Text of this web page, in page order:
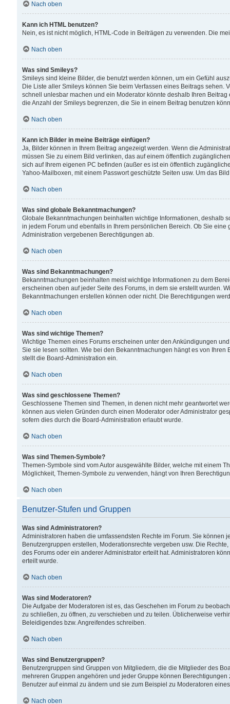
Nach oben
Kann ich HTML benutzen?
Nein, es ist nicht möglich, HTML-Code in Beiträgen zu verwenden. Die
Nach oben
Was sind Smileys?
Smileys sind kleine Bilder, die benutzt werden können, um ein Gefühl
Die Liste aller Smileys können Sie beim Verfassen eines Beitrags
schnell unlesbar machen und ein Moderator könnte deshalb Ihren
die Anzahl der Smileys begrenzen, die Sie in einem Beitrag benutzen
Nach oben
Kann ich Bilder in meine Beiträge einfügen?
Ja, Bilder können in Ihrem Beitrag angezeigt werden. Wenn die
müssen Sie zu einem Bild verlinken, das auf einem öffentlich
sich auf Ihrem eigenen PC befinden (außer es ist ein öffentlich
Yahoo-Mailboxen, mit einem Passwort geschützte Seiten usw. Um das
Nach oben
Was sind globale Bekanntmachungen?
Globale Bekanntmachungen beinhalten wichtige Informationen, deshalb
in jedem Forum und ebenfalls in Ihrem persönlichen Bereich. Ob Sie
Administration vergebenen Berechtigungen ab.
Nach oben
Was sind Bekanntmachungen?
Bekanntmachungen beinhalten meist wichtige Informationen zu dem
erscheinen oben auf jeder Seite des Forums, in dem sie erstellt wurden.
Bekanntmachungen erstellen können oder nicht. Die Berechtigungen
Nach oben
Was sind wichtige Themen?
Wichtige Themen eines Forums erscheinen unter den Ankündigungen
Sie sie lesen sollten. Wie bei den Bekanntmachungen hängt es von
stellt die Board-Administration ein.
Nach oben
Was sind geschlossene Themen?
Geschlossene Themen sind Themen, in denen nicht mehr geantwortet
können aus vielen Gründen durch einen Moderator oder Administrator
sofern dies durch die Board-Administration erlaubt wurde.
Nach oben
Was sind Themen-Symbole?
Themen-Symbole sind vom Autor ausgewählte Bilder, welche mit einem
Möglichkeit, Themen-Symbole zu verwenden, hängt von Ihren
Nach oben
Benutzer-Stufen und Gruppen
Was sind Administratoren?
Administratoren haben die umfassendsten Rechte im Forum. Sie können
Benutzergruppen erstellen, Moderationsrechte vergeben usw. Die
des Forums oder ein anderer Administrator erteilt hat. Administratoren
erteilt wurde.
Nach oben
Was sind Moderatoren?
Die Aufgabe der Moderatoren ist es, das Geschehen im Forum zu
zu schließen, zu öffnen, zu verschieben und zu teilen. Üblicherweise
Beleidigendes bzw. Angreifendes schreiben.
Nach oben
Was sind Benutzergruppen?
Benutzergruppen sind Gruppen von Mitgliedern, die die Mitglieder des
mehreren Gruppen angehören und jeder Gruppe können
Benutzer auf einmal zu ändern und sie zum Beispiel zu Moderatoren
Nach oben